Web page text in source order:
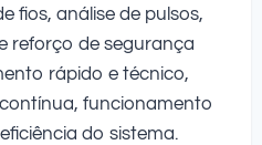
fios, análise de pulsos,
reforço de segurança
rápido e técnico,
funcionamento
do sistema.